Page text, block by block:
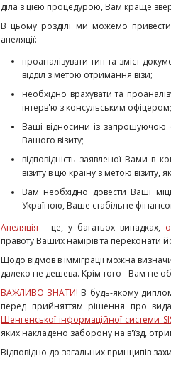
діла з цією процедурою, Вам краще
В цьому розділі ми можемо привести
апеляції:
проаналізувати тип та зміст
відділ з метою отримання візи;
необхідно врахувати та
інтерв'ю з консульським офіцером;
Ваші відносини із запрошуючою
Вашого візиту;
відповідність заявленої Вами в
візиту в цю країну з метою
Вам необхідно довести Ваші
Україною, Ваше стабільне
Апеляція - це, у багатьох випадках,
правоту Ваших намірів та переконати
Щодо відмов в імміграції можна
далеко не дешева. Крім того - Вам не
ВАЖЛИВО ЗНАТИ! В будь-якому
перед прийняттям рішення про
Шенгенської інформаційної системи
яких накладено заборону на в'їзд,
Відповідно до загальних принципів